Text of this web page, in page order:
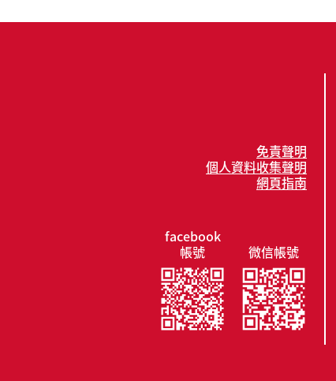
免責聲明
個人資料收集聲明
網頁指南
facebook
帳號
微信帳號